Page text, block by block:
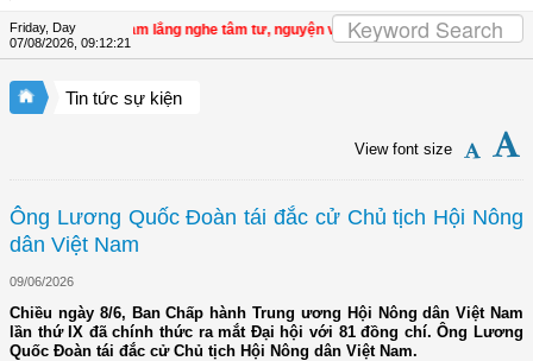
Friday, Day
07/08/2026, 09:12:23
Việt Nam lắng nghe tâm tư, nguyện vọng của cán bộ Hội ở cơ sở | Đồng
Tin tức sự kiện
View font size
Ông Lương Quốc Đoàn tái đắc cử Chủ tịch Hội Nông
dân Việt Nam
09/06/2026
Chiều ngày 8/6, Ban Chấp hành Trung ương Hội Nông dân Việt Nam
lần thứ IX đã chính thức ra mắt Đại hội với 81 đồng chí. Ông Lương
Quốc Đoàn tái đắc cử Chủ tịch Hội Nông dân Việt Nam.